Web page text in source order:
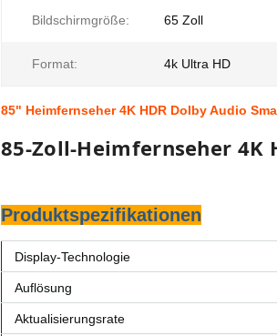
Bildschirmgröße: 65 Zoll
Format: 4k Ultra HD
85" Heimfernseher 4K HDR Dolby Audio
85-Zoll-Heimfernseher 4K
Produktspezifikationen
Display-Technologie
Auflösung
Aktualisierungsrate